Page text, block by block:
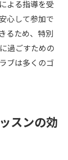
よる指導を受
心して参加で
るため、特別
過ごすための
ブは多くのゴ
スンの効